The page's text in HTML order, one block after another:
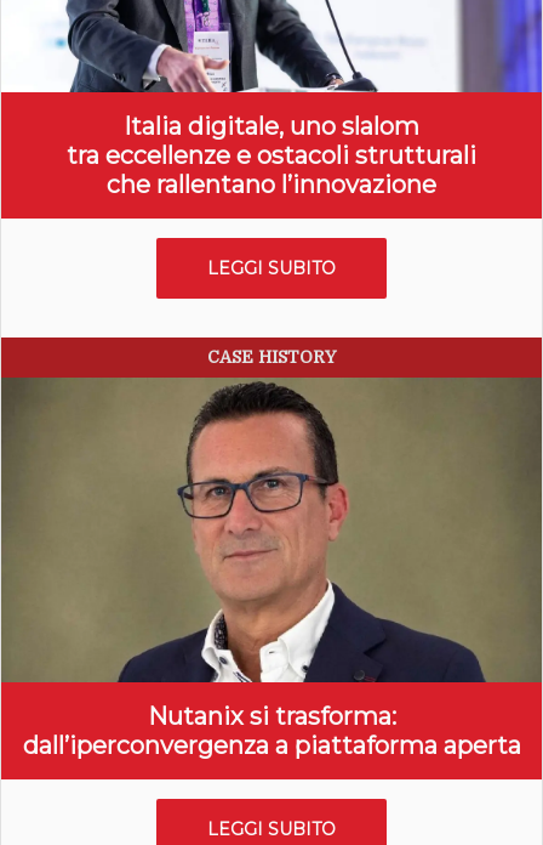
Italia digitale, uno slalom
tra eccellenze e ostacoli strutturali
che rallentano l’innovazione
LEGGI SUBITO
CASE HISTORY
Nutanix si trasforma:
dall’iperconvergenza a piattaforma aperta
LEGGI SUBITO